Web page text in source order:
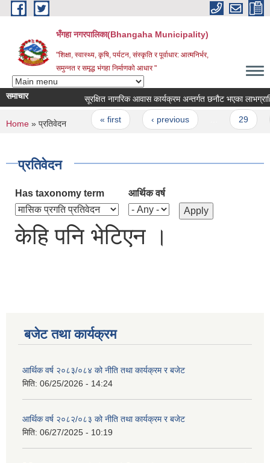
Skip to main content
भँगहा नगरपालिका(Bhangaha Municipality)
"शिक्षा, स्वास्थ्य, कृषि, पर्यटन, संस्कृति र पूर्वाधार: आत्मनिर्भर,
समुन्नत र समृद्ध भंगहा निर्माणको आधार "
समाचार सूरक्षित नागरिक आवास कार्यक्रम अन्तर्गत छनौट भएका
Pages
« first ‹ previous
You are here
Home » प्रतिवेदन
प्रतिवेदन
Has taxonomy term आर्थिक वर्ष
केहि पनि भेटिएन ।
बजेट तथा कार्यक्रम
आर्थिक वर्ष २०८३/०८४ को नीति तथा कार्यक्रम र बजेट
मिति: 06/25/2026 - 14:24
आर्थिक वर्ष २०८२/०८३ को नीति तथा कार्यक्रम र बजेट
मिति: 06/27/2025 - 10:19